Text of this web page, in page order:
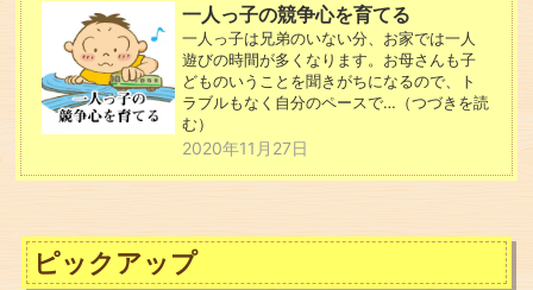
一人っ子の競争心を育てる
一人っ子は兄弟のいない分、お家では一人
遊びの時間が多くなります。お母さんも子
どものいうことを聞きがちになるので、ト
ラブルもなく自分のペースで…（つづきを読
む）
2020年11月27日
ピックアップ